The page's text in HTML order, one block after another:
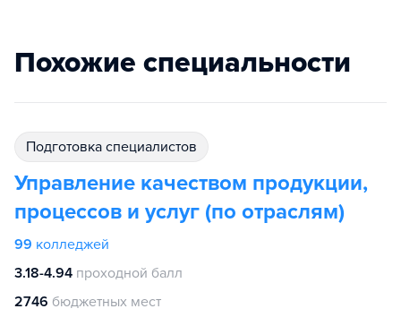
Похожие специальности
подготовка специалистов
Управление качеством продукции,
процессов и услуг (по отраслям)
99 колледжей
3.18-4.94 проходной балл
2746 бюджетных мест